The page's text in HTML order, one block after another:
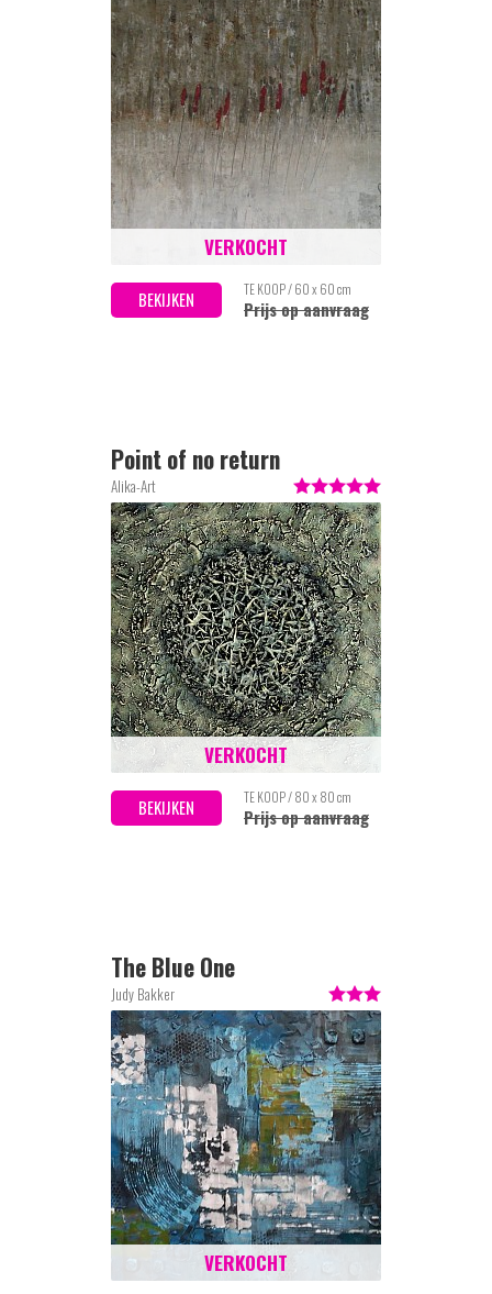
BEKIJKEN TE KOOP / 60 x 60 cm
Prijs op aanvraag
VERKOCHT
Point of no return
Alika-Art
BEKIJKEN TE KOOP / 80 x 80 cm
Prijs op aanvraag
VERKOCHT
The Blue One
Judy Bakker
VERKOCHT